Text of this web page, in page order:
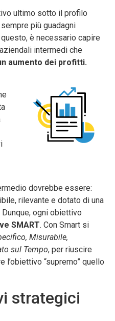
ultimo sotto il profilo
più guadagni
è necessario capire
intermedi che
aumento dei profitti.
dovrebbe essere:
rilevante e dotato di una
ogni obiettivo
SMART. Con Smart si
Misurabile,
sul Tempo, per riuscire
l’obiettivo “supremo” quello
strategici